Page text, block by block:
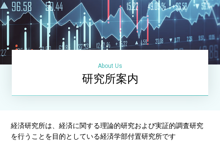
About Us
研究所案内
経済研究所は、経済に関する理論的研究および実証的調査研究
を行うことを目的としている経済学部付置研究所です